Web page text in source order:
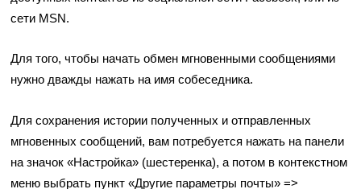
сети MSN.
Для того, чтобы начать обмен мгновенными сообщениями
нужно дважды нажать на имя собеседника.
Для сохранения истории полученных и отправленных
мгновенных сообщений, вам потребуется нажать на панели
на значок «Настройка» (шестеренка), а потом в контекстном
меню выбрать пункт «Другие параметры почты» =>